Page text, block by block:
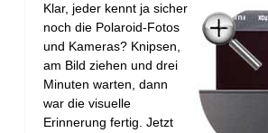
Klar, jeder kennt ja sicher
noch die Polaroid-Fotos
und Kameras? Knipsen,
am Bild ziehen und drei
Minuten warten, dann
war die visuelle
Erinnerung fertig. Jetzt